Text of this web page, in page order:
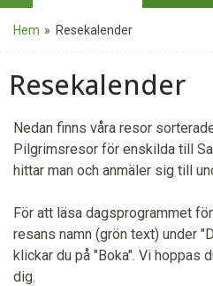
Hem » Resekalender
Resekalender
Nedan finns våra resor
Pilgrimsresor för enskilda till
hittar man och anmäler sig till
För att läsa dagsprogrammet
resans namn (grön text) under
klickar du på "Boka". Vi hoppas
dig.